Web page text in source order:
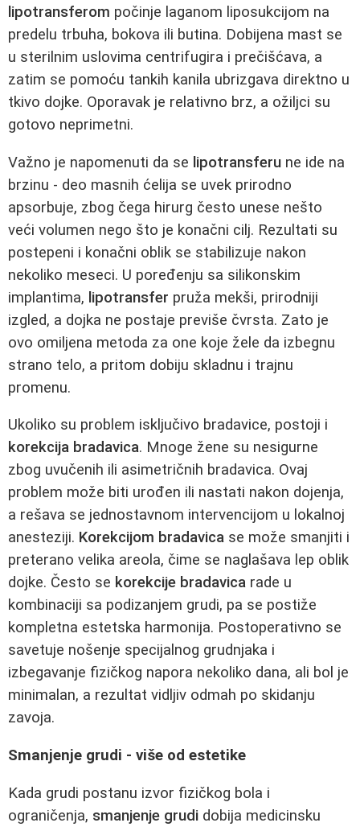
lipotransferom počinje laganom liposukcijom na
predelu trbuha, bokova ili butina. Dobijena mast se
u sterilnim uslovima centrifugira i prečišćava, a
zatim se pomoću tankih kanila ubrizgava direktno u
tkivo dojke. Oporavak je relativno brz, a ožiljci su
gotovo neprimetni.
Važno je napomenuti da se lipotransferu ne ide na
brzinu - deo masnih ćelija se uvek prirodno
apsorbuje, zbog čega hirurg često unese nešto
veći volumen nego što je konačni cilj. Rezultati su
postepeni i konačni oblik se stabilizuje nakon
nekoliko meseci. U poređenju sa silikonskim
implantima, lipotransfer pruža mekši, prirodniji
izgled, a dojka ne postaje previše čvrsta. Zato je
ovo omiljena metoda za one koje žele da izbegnu
strano telo, a pritom dobiju skladnu i trajnu
promenu.
Ukoliko su problem isključivo bradavice, postoji i
korekcija bradavica. Mnoge žene su nesigurne
zbog uvučenih ili asimetričnih bradavica. Ovaj
problem može biti urođen ili nastati nakon dojenja,
a rešava se jednostavnom intervencijom u lokalnoj
anesteziji. Korekcijom bradavica se može smanjiti i
preterano velika areola, čime se naglašava lep oblik
dojke. Često se korekcije bradavica rade u
kombinaciji sa podizanjem grudi, pa se postiže
kompletna estetska harmonija. Postoperativno se
savetuje nošenje specijalnog grudnjaka i
izbegavanje fizičkog napora nekoliko dana, ali bol je
minimalan, a rezultat vidljiv odmah po skidanju
zavoja.
Smanjenje grudi - više od estetike
Kada grudi postanu izvor fizičkog bola i
ograničenja, smanjenje grudi dobija medicinsku